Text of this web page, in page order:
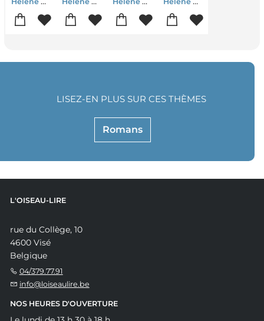
Romans
LISEZ-EN PLUS SUR CES THÈMES
L'OISEAU-LIRE
rue du Collège, 10
4600 Visé
Belgique
04/379.77.91
info@loiseaulire.be
NOS HEURES D'OUVERTURE